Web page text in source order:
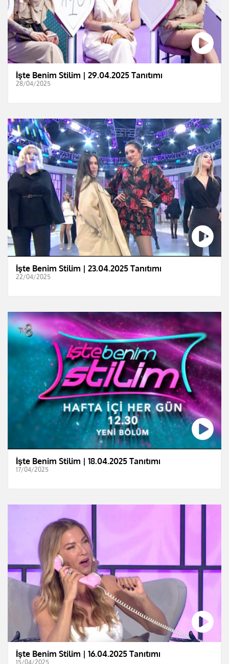
İşte Benim Stilim | 29.04.2025 Tanıtımı
28/04/2025
İşte Benim Stilim | 23.04.2025 Tanıtımı
22/04/2025
İşte Benim Stilim | 18.04.2025 Tanıtımı
17/04/2025
İşte Benim Stilim | 16.04.2025 Tanıtımı
15/04/2025